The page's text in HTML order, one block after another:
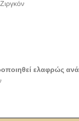
ελαφρώς